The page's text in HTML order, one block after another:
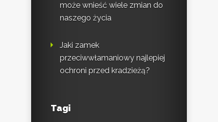
może wnieść wiele zmian do
naszego życia
Jaki zamek
przeciwwłamaniowy najlepiej
ochroni przed kradzieżą?
Tagi